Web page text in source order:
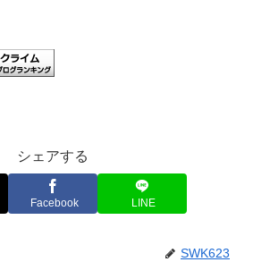
シェアする
Facebook LINE
SWK623